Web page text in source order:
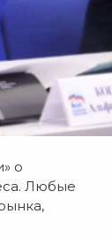
о
Любые